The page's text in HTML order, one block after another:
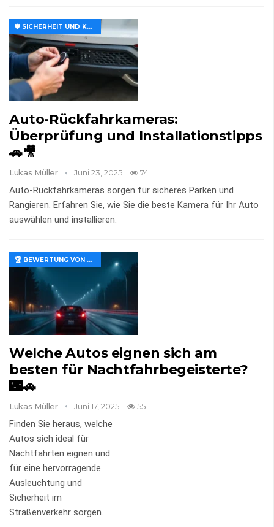
🛡️ SICHERHEIT UND KOMFORT
Auto-Rückfahrkameras:
Überprüfung und Installationstipps
🚗🎥
Lukas Müller Juni 23, 2025 74
Auto-Rückfahrkameras sorgen für sicheres Parken und
Rangieren. Erfahren Sie, wie Sie die beste Kamera für Ihr Auto
auswählen und installieren.
🏆 BEWERTUNG VON MERKMALEN UND WERT
Welche Autos eignen sich am
besten für Nachtfahrbegeisterte?
🌃🚗
Lukas Müller Juni 17, 2025 55
Finden Sie heraus, welche
Autos sich ideal für
Nachtfahrten eignen und
für eine hervorragende
Ausleuchtung und
Sicherheit im
Straßenverkehr sorgen.